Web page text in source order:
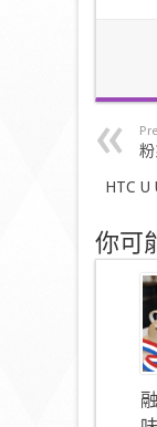
HTC U
你可